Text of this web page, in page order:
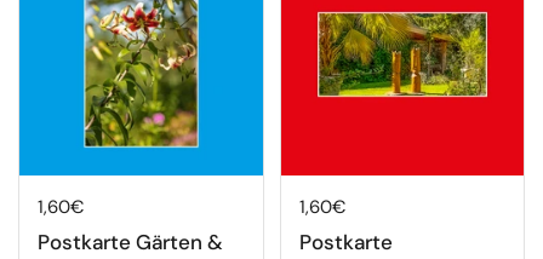
Regulärer Preis
1,60€
Postkarte Gärten &
Regulärer Preis
1,60€
Postkarte